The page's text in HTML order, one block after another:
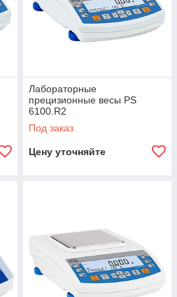
Лабораторные
прецизионные весы PS
6100.R2
Под заказ
Цену уточняйте